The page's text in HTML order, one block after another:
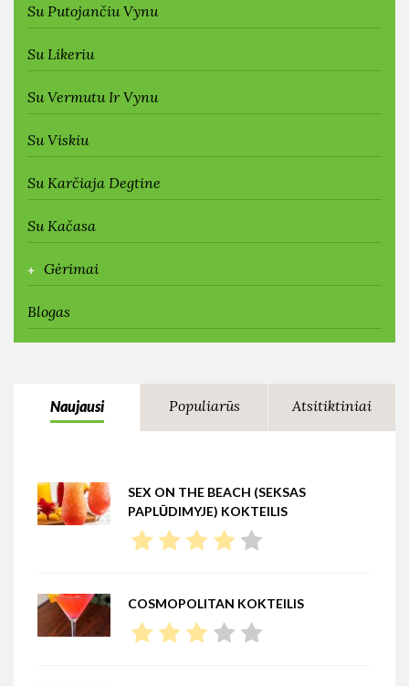
Su Putojančiu Vynu
Su Likeriu
Su Vermutu Ir Vynu
Su Viskiu
Su Karčiaja Degtine
Su Kačasa
+ Gėrimai
Blogas
Naujausi Populiarūs Atsitiktiniai
SEX ON THE BEACH (SEKSAS
PAPLŪDIMYJE) KOKTEILIS
COSMOPOLITAN KOKTEILIS